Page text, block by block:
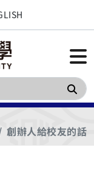
搜
創辦人給校友的話